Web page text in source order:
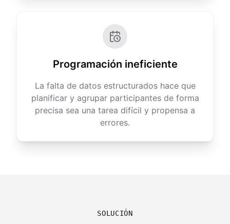
Programación ineficiente
La falta de datos estructurados hace que
planificar y agrupar participantes de forma
precisa sea una tarea difícil y propensa a
errores.
SOLUCIÓN